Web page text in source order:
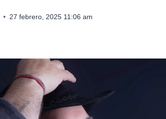
27 febrero, 2025 11:06 am